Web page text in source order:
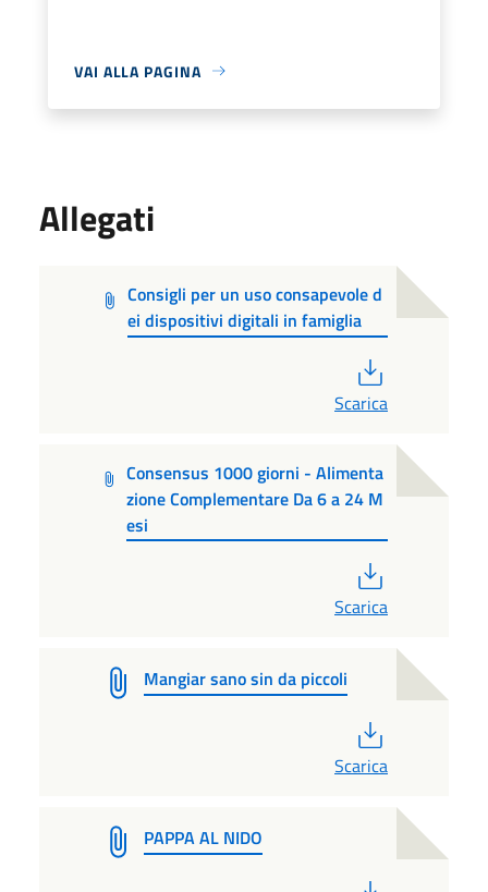
VAI ALLA PAGINA
Allegati
Consigli per un uso consapevole d
ei dispositivi digitali in famiglia
Scarica
Consensus 1000 giorni - Alimenta
zione Complementare Da 6 a 24 M
esi
Scarica
Mangiar sano sin da piccoli
Scarica
PAPPA AL NIDO